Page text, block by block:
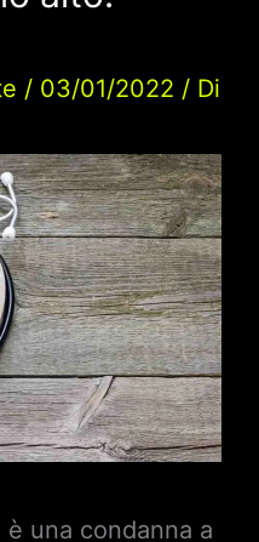
/ 03/01/2022 / Di
una condanna a